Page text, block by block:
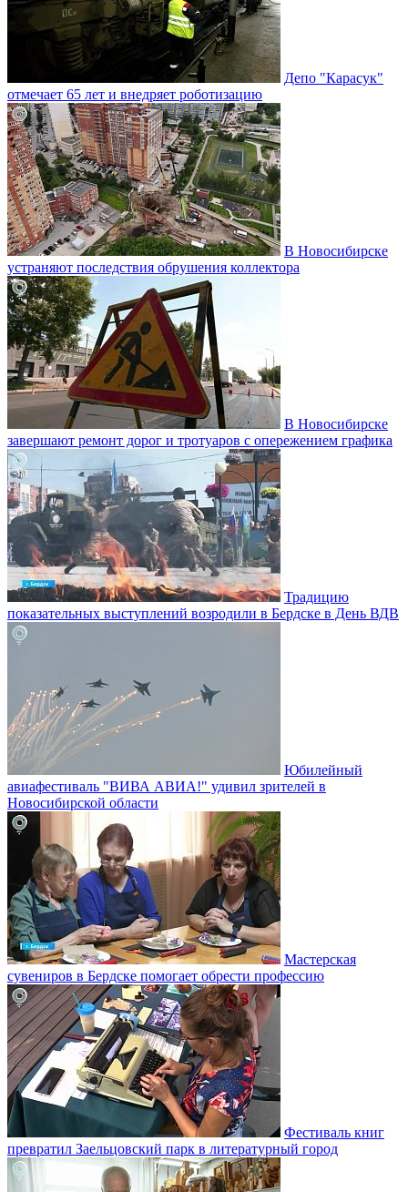
Депо "Карасук"
отмечает 65 лет и внедряет роботизацию
В Новосибирске
устраняют последствия обрушения коллектора
В Новосибирске
завершают ремонт дорог и тротуаров с опережением графика
Традицию
показательных выступлений возродили в Бердске в День ВДВ
Юбилейный
авиафестиваль "ВИВА АВИА!" удивил зрителей в
Новосибирской области
Мастерская
сувениров в Бердске помогает обрести профессию
Фестиваль книг
превратил Заельцовский парк в литературный город